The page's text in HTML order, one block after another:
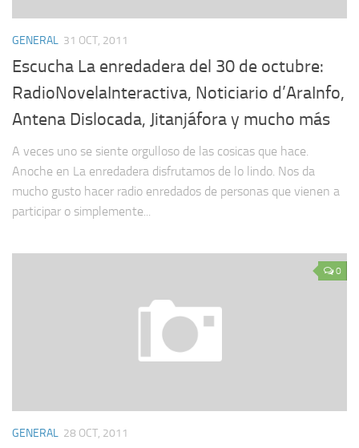
GENERAL 31 OCT, 2011
Escucha La enredadera del 30 de octubre:
RadioNovelaInteractiva, Noticiario d’AraInfo,
Antena Dislocada, Jitanjáfora y mucho más
A veces uno se siente orgulloso de las cosicas que hace.
Anoche en La enredadera disfrutamos de lo lindo. Nos da
mucho gusto hacer radio enredados de personas que vienen a
participar o simplemente...
0
GENERAL 28 OCT, 2011